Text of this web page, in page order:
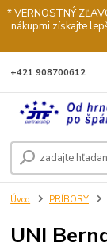
* VERNOSTNÝ
nákupmi získajte
+421 908700612
Úvod PRÍBORY
UNI